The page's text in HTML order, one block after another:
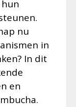
nu
in
In dit
en